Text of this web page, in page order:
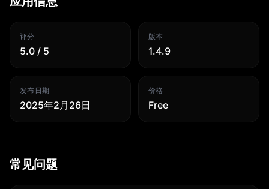
评分
5.0 / 5
版本
1.4.9
发布日期
2025年2月26日
价格
Free
常见问题